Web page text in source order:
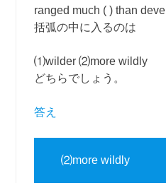
ranged much ( ) than
括弧の中に入るのは
⑴wilder ⑵more wildly
どちらでしょう。
答え
⑵more wildly